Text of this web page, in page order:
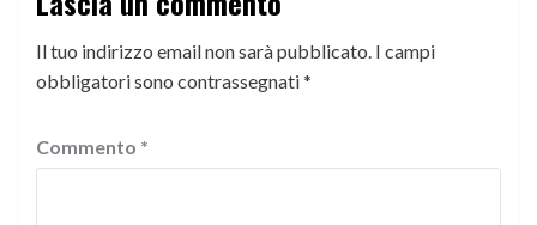
Il tuo indirizzo email non sarà pubblicato. I campi
obbligatori sono contrassegnati*
Commento *